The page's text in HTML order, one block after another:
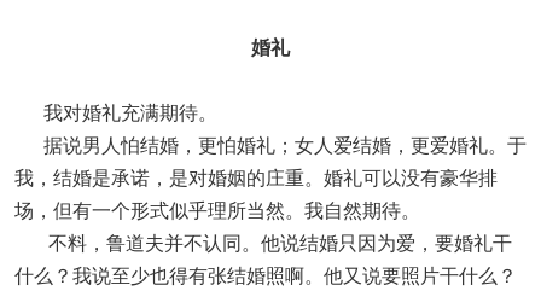
婚礼
我对婚礼充满期待。
据说男人怕结婚，更怕婚礼；女人爱结婚，更爱婚礼。于
我，结婚是承诺，是对婚姻的庄重。婚礼可以没有豪华排
场，但有一个形式似乎理所当然。我自然期待。
不料，鲁道夫并不认同。他说结婚只因为爱，要婚礼干
什么？我说至少也得有张结婚照啊。他又说要照片干什么？